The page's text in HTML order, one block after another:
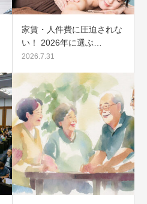
家賃・人件費に圧迫されな
い！ 2026年に選ぶ…
2026.7.31